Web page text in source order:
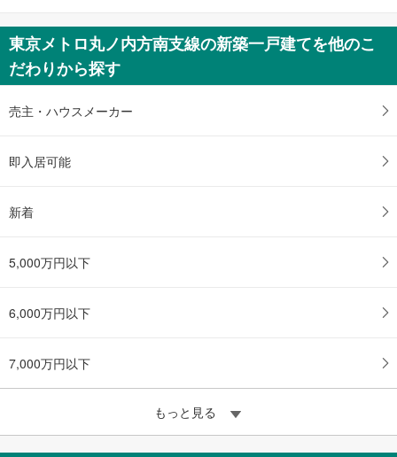
4,680万円
未定
東京メトロ丸ノ内線 「中野坂上」駅 徒歩5分
東京メトロ丸ノ内方南支線の新築一戸建てを他のこ
だわりから探す
売主・ハウスメーカー
即入居可能
新着
5,000万円以下
6,000万円以下
7,000万円以下
もっと見る